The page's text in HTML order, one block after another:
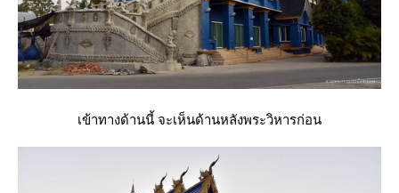
เข้าทางด้านนี้ จะเห็นด้านหลังพระวิหารก่อน